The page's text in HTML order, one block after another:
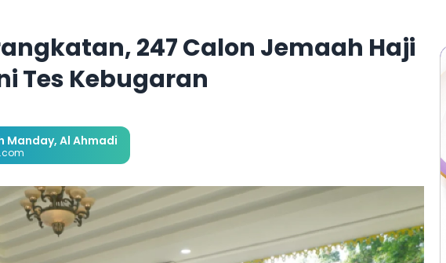
247 Calon Jemaah Haji
Tes Kebugaran
Manday, Al Ahmadi